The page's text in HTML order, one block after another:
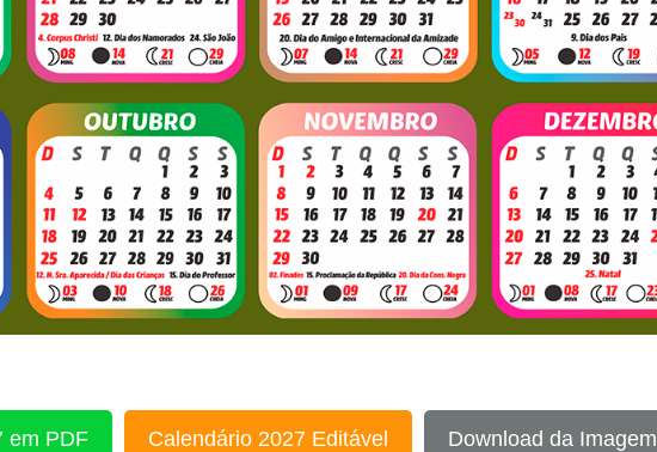
em PDF Calendário 2027 Editável Download da Imagem